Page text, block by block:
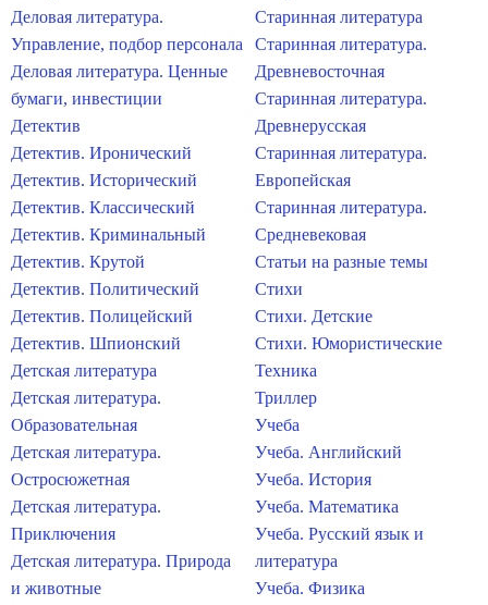
Деловая литература.
Управление, подбор персонала
Деловая литература. Ценные
бумаги, инвестиции
Детектив
Детектив. Иронический
Детектив. Исторический
Детектив. Классический
Детектив. Криминальный
Детектив. Крутой
Детектив. Политический
Детектив. Полицейский
Детектив. Шпионский
Детская литература
Детская литература.
Образовательная
Детская литература.
Остросюжетная
Детская литература.
Приключения
Детская литература. Природа
и животные
Старинная литература
Старинная литература.
Древневосточная
Старинная литература.
Древнерусская
Старинная литература.
Европейская
Старинная литература.
Средневековая
Статьи на разные темы
Стихи
Стихи. Детские
Стихи. Юмористические
Техника
Триллер
Учеба
Учеба. Английский
Учеба. История
Учеба. Математика
Учеба. Русский язык и
литература
Учеба. Физика